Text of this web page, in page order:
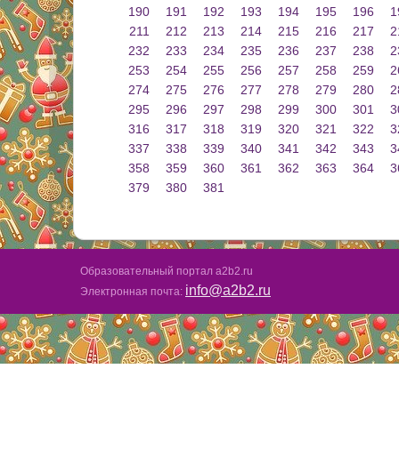
190
191 192 193 194 195 196
211
212 213 214 215 216 217
232
233 234 235 236 237 238
253
254 255 256 257 258 259
274
275 276 277 278 279 280
295
296 297 298 299 300 301
316
317 318 319 320 321 322
337
338 339 340 341 342 343
358
359 360 361 362 363 364
379
380 381
Образовательный портал a2b2.ru
Электронная почта: info@a2b2.ru